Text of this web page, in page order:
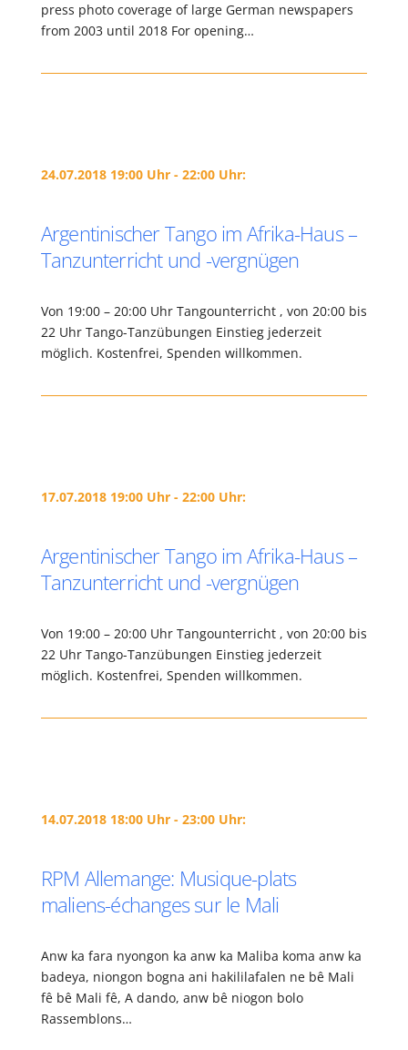
press photo coverage of large German newspapers
from 2003 until 2018 For opening…
24.07.2018 19:00 Uhr - 22:00 Uhr:
Argentinischer Tango im Afrika-Haus –
Tanzunterricht und -vergnügen
Von 19:00 – 20:00 Uhr Tangounterricht , von 20:00 bis
22 Uhr Tango-Tanzübungen Einstieg jederzeit
möglich. Kostenfrei, Spenden willkommen.
17.07.2018 19:00 Uhr - 22:00 Uhr:
Argentinischer Tango im Afrika-Haus –
Tanzunterricht und -vergnügen
Von 19:00 – 20:00 Uhr Tangounterricht , von 20:00 bis
22 Uhr Tango-Tanzübungen Einstieg jederzeit
möglich. Kostenfrei, Spenden willkommen.
14.07.2018 18:00 Uhr - 23:00 Uhr:
RPM Allemange: Musique-plats
maliens-échanges sur le Mali
Anw ka fara nyongon ka anw ka Maliba koma anw ka
badeya, niongon bogna ani hakililafalen ne bê Mali
fê bê Mali fê, A dando, anw bê niogon bolo
Rassemblons…